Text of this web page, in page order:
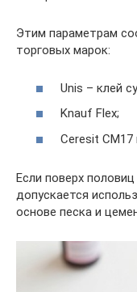
Этим параметрам
торговых марок:
Unis – клей
Knauf Flex;
Ceresit CM17
Если поверх
допускается
основе песка и